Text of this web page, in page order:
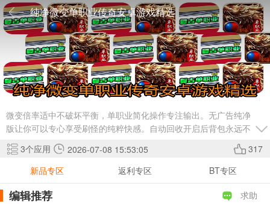
纯净微变单职业传奇安卓游戏精选
微变倍率适中不破坏平衡，单职业简化操作专注输出。无广告纯净
版让你可以专心享受刷怪的纯粹快感。自动回收开启后背包永远不
爆满。适合碎片时间拿出来挂一会儿。点下载进服随便砍砍怪！
3个应用 2026-07-08 15:53:05
317
新品专区
返利专区 BT专区
编辑推荐 求助